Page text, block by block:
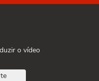
o vídeo